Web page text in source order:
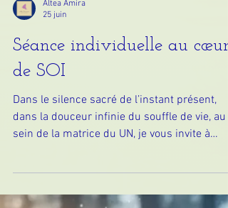
Altea Amira
Séance individuelle au cœur
de SOI
Dans le silence sacré de l’instant présent,
dans la douceur infinie du souffle de vie, au
fil de la séance, laissez-vous porter, laissez-